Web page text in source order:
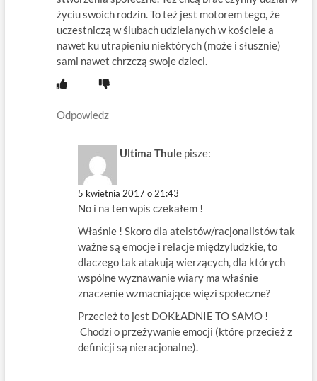
życiu swoich rodzin. To też jest motorem tego, że
uczestniczą w ślubach udzielanych w kościele a
nawet ku utrapieniu niektórych (może i słusznie)
sami nawet chrzczą swoje dzieci.
Odpowiedz
Ultima Thule pisze:
5 kwietnia 2017 o 21:43
No i na ten wpis czekałem !
Właśnie ! Skoro dla ateistów/racjonalistów tak
ważne są emocje i relacje międzyludzkie, to
dlaczego tak atakują wierzących, dla których
wspólne wyznawanie wiary ma właśnie
znaczenie wzmacniające więzi społeczne?
Przecież to jest DOKŁADNIE TO SAMO !
Chodzi o przeżywanie emocji (które przecież z
definicji są nieracjonalne).